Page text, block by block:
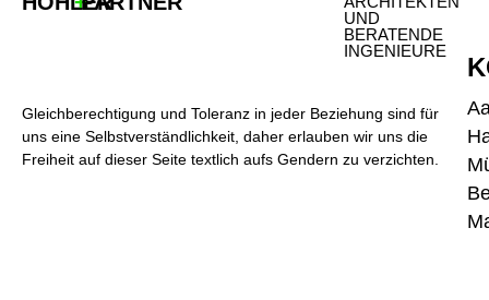
UND
BERATENDE
INGENIEURE
Gleichberechtigung und Toleranz in jeder Beziehung sind für
uns eine Selbstverständlichkeit, daher erlauben wir uns die
Freiheit auf dieser Seite textlich aufs Gendern zu verzichten.